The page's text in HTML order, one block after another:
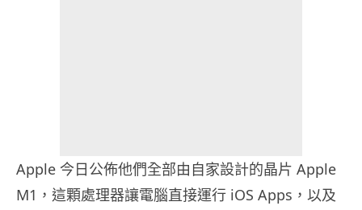
Apple 今日公佈他們全部由自家設計的晶片 Apple
M1，這顆處理器讓電腦直接運行 iOS Apps，以及